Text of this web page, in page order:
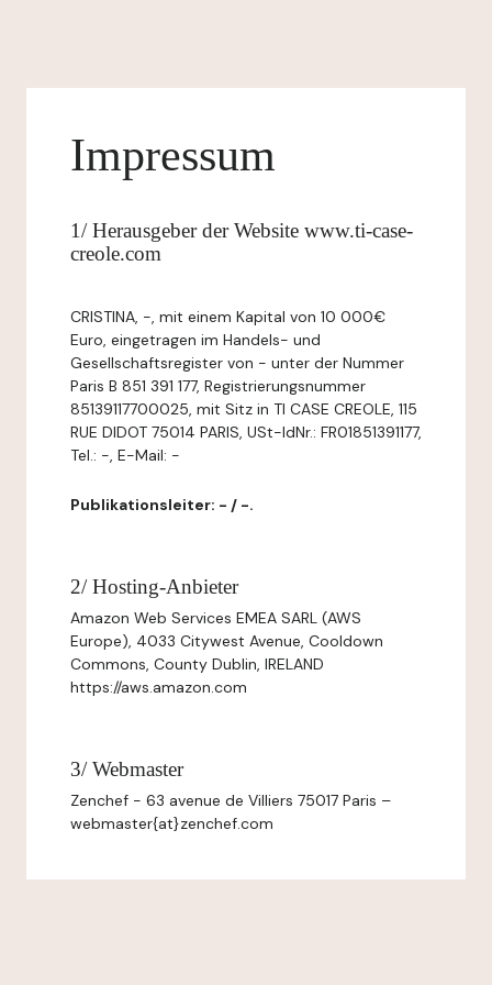
Impressum
1/ Herausgeber der Website www.ti-case-
creole.com
CRISTINA, -, mit einem Kapital von 10 000€
Euro, eingetragen im Handels- und
Gesellschaftsregister von - unter der Nummer
Paris B 851 391 177, Registrierungsnummer
85139117700025, mit Sitz in TI CASE CREOLE, 115
RUE DIDOT 75014 PARIS, USt-IdNr.: FR01851391177,
Tel.: -, E-Mail: -
Publikationsleiter: - / -.
2/ Hosting-Anbieter
Amazon Web Services EMEA SARL (AWS
Europe), 4033 Citywest Avenue, Cooldown
Commons, County Dublin, IRELAND
https://aws.amazon.com
3/ Webmaster
Zenchef - 63 avenue de Villiers 75017 Paris –
webmaster{at}zenchef.com